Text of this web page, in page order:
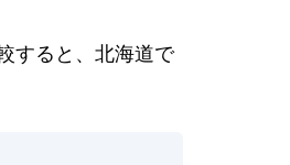
すると、北海道で